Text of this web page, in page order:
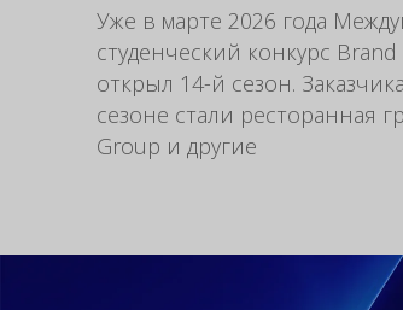
Уже в марте 2026 года
студенческий конкурс Brand
открыл 14-й сезон.
сезоне стали ресторанная
Group и другие